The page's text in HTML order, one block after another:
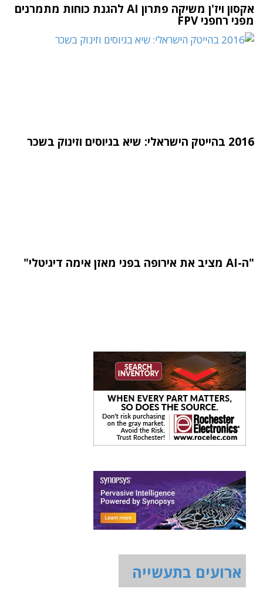
אקסון ויז'ן משיקה פתרון AI להגנת כוחות מתמרנים
מפני רחפני FPV
2016 בהייטק הישראלי: שיא בגיוסים וזינוק בשכר
"ה-AI מציב את אירופה בפני מאזן אימה דיגיטלי"
ארועים בתעשייה